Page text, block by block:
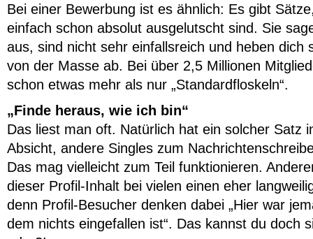
Bei einer Bewerbung ist es ähnlich: Es gibt
einfach schon absolut ausgelutscht sind. Sie
aus, sind nicht sehr einfallsreich und heben dich
von der Masse ab. Bei über 2,5 Millionen
schon etwas mehr als nur „Standardfloskeln“.
„Finde heraus, wie ich bin“
Das liest man oft. Natürlich hat ein solcher Satz
Absicht, andere Singles zum
Das mag vielleicht zum Teil funktionieren.
dieser Profil-Inhalt bei vielen einen eher
denn Profil-Besucher denken dabei „Hier war
dem nichts eingefallen ist“. Das kannst du doch